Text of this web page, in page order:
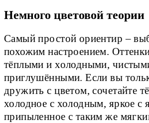
Немного цветовой теории
Самый простой ориентир –
похожим настроением.
тёплыми и холодными,
приглушёнными. Если вы
дружить с цветом, сочетайте
холодное с холодным, яркое с
припыленное с таким же